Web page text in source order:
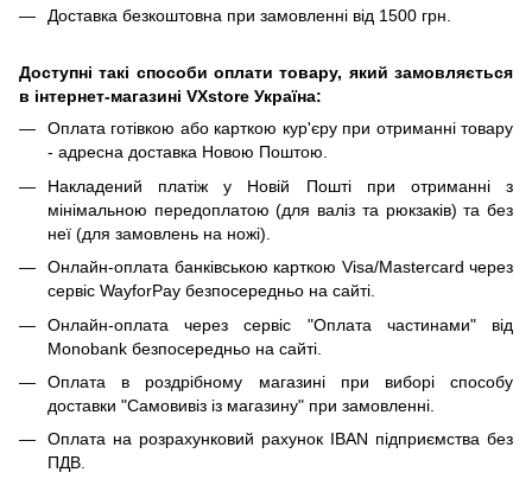
Доставка безкоштовна при замовленні від 1500 грн.
Доступні такі способи оплати товару, який замовляється
в інтернет-магазині VXstore Україна:
Оплата готівкою або карткою кур'єру при отриманні товару
- адресна доставка Новою Поштою.
Накладений платіж у Новій Пошті при отриманні з
мінімальною передоплатою (для валіз та рюкзаків) та без
неї (для замовлень на ножі).
Онлайн-оплата банківською карткою Visa/Mastercard через
сервіс WayforPay безпосередньо на сайті.
Онлайн-оплата через сервіс "Оплата частинами" від
Monobank безпосередньо на сайті.
Оплата в роздрібному магазині при виборі способу
доставки "Самовивіз із магазину" при замовленні.
Оплата на розрахунковий рахунок IBAN підприємства без
ПДВ.